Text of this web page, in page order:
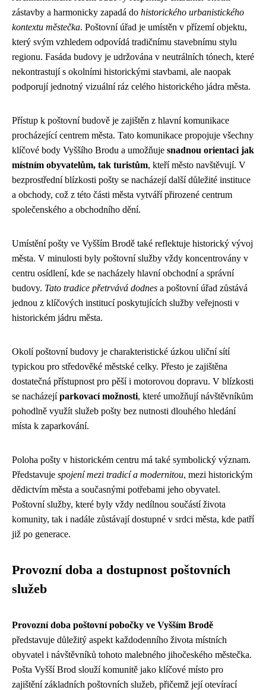
zástavby a harmonicky zapadá do historického urbanistického
kontextu městečka. Poštovní úřad je umístěn v přízemí objektu,
který svým vzhledem odpovídá tradičnímu stavebnímu stylu
regionu. Fasáda budovy je udržována v neutrálních tónech, které
nekontrastují s okolními historickými stavbami, ale naopak
podporují jednotný vizuální ráz celého historického jádra města.
Přístup k poštovní budově je zajištěn z hlavní komunikace
procházející centrem města. Tato komunikace propojuje všechny
klíčové body Vyššího Brodu a umožňuje snadnou orientaci jak
místním obyvatelům, tak turistům, kteří město navštěvují. V
bezprostřední blízkosti pošty se nacházejí další důležité instituce
a obchody, což z této části města vytváří přirozené centrum
společenského a obchodního dění.
Umístění pošty ve Vyšším Brodě také reflektuje historický vývoj
města. V minulosti byly poštovní služby vždy koncentrovány v
centru osídlení, kde se nacházely hlavní obchodní a správní
budovy. Tato tradice přetrvává dodnes a poštovní úřad zůstává
jednou z klíčových institucí poskytujících služby veřejnosti v
historickém jádru města.
Okolí poštovní budovy je charakteristické úzkou uliční sítí
typickou pro středověké městské celky. Přesto je zajištěna
dostatečná přístupnost pro pěší i motorovou dopravu. V blízkosti
se nacházejíparkovací možnosti, které umožňují návštěvníkům
pohodlně využít služeb pošty bez nutnosti dlouhého hledání
místa k zaparkování.
Poloha pošty v historickém centru má také symbolický význam.
Představuje spojení mezi tradicí a modernitou, mezi historickým
dědictvím města a současnými potřebami jeho obyvatel.
Poštovní služby, které byly vždy nedílnou součástí života
komunity, tak i nadále zůstávají dostupné v srdci města, kde patří
již po generace.
Provozní doba a dostupnost poštovních
služeb
Provozní doba poštovní pobočky ve Vyšším Brodě
představuje důležitý aspekt každodenního života místních
obyvatel i návštěvníků tohoto malebného jihočeského městečka.
Pošta Vyšší Brod slouží komunitě jako klíčové místo pro
zajištění základních poštovních služeb, přičemž její otevírací